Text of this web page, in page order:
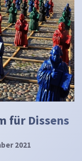
für Dissens
2021